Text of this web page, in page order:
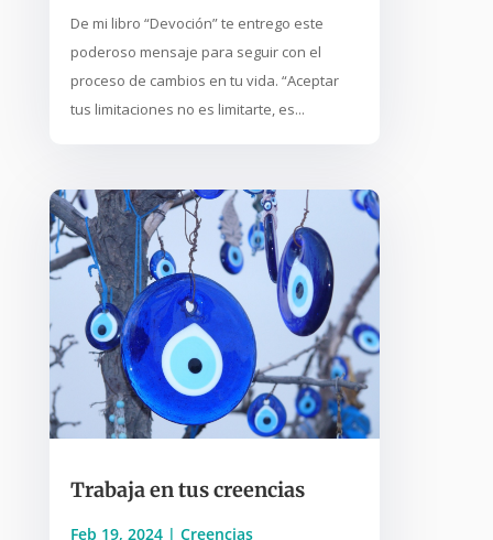
De mi libro “Devoción” te entrego este
poderoso mensaje para seguir con el
proceso de cambios en tu vida. “Aceptar
tus limitaciones no es limitarte, es...
Trabaja en tus creencias
Feb 19, 2024| Creencias